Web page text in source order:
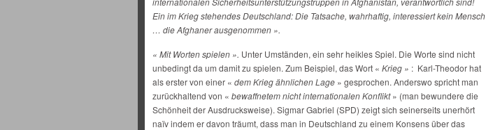
Ein im Krieg stehendes Deutschland: Die Tatsache, wahrhaftig, interessiert kein Mensch
… die Afghaner ausgenommen ».
« Mit Worten spielen ». Unter Umständen, ein sehr heikles Spiel. Die Worte sind nicht
unbedingt da um damit zu spielen. Zum Beispiel, das Wort « Krieg » : Karl-Theodor hat
als erster von einer « dem Krieg ähnlichen Lage » gesprochen. Anderswo spricht man
zurückhaltend von « bewaffnetem nicht internationalen Konflikt» (man bewundere die
Schönheit der Ausdrucksweise). Sigmar Gabriel (SPD) zeigt sich seinerseits unerhört
naïv indem er davon träumt, dass man in Deutschland zu einem Konsens über das